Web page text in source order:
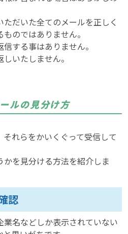
だいた全てのメールを正しく
のではありません。
する事はありません。
いたしません。
ルの見分け方
れらをかいくぐって受信して
を見分ける方法を紹介しま
認
業名などしか表示されていない